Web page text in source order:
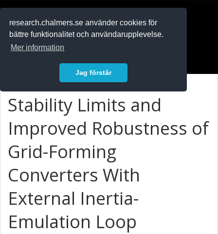
research.chalmers.se använder cookies för
bättre funktionalitet och användarupplevelse.
Mer information
Jag förstår
Stability Limits and
Improved Robustness of
Grid-Forming
Converters With
External Inertia-
Emulation Loop